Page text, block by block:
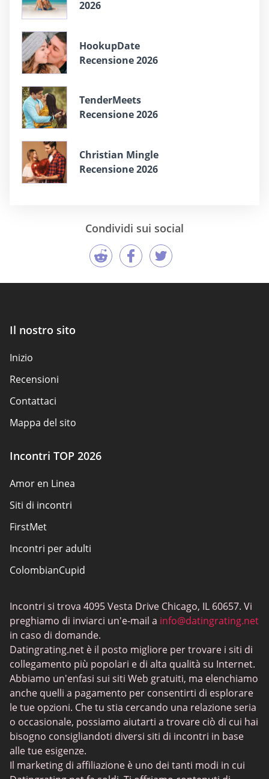
2026
HookupDate
Recensione 2026
TenderMeets
Recensione 2026
Christian Mingle
Recensione 2026
Condividi sui social
Il nostro sito
Inizio
Recensioni
Contattaci
Mappa del sito
Incontri TOP 2026
Amor en Linea
Siti di incontri
FirstMet
Incontri per adulti
ColombianCupid
MeetMindful
Incontri BDSM
BBPeopleMeet
Siti Sugar Daddy
JPeopleMeet
Incontri trans
Siti di incontri per anziani - Scelta di piattaforme con
interfacce semplici
Incontri si trova 4095 Vesta Drive Chicago, IL 60657. Vi
preghiamo di inviarci un'e-mail a info@datingrating.net
in caso di domande.
Datingrating.net è il posto migliore per trovare i siti di
collegamento più popolari e di alta qualità su Internet.
Abbiamo un'enfasi sui siti Web gratuiti, ma elenchiamo
anche quelli a pagamento per consentirti di esplorare
le tue opzioni. Che tu stia cercando una relazione seria
o occasionale, possiamo aiutarti a trovare ciò di cui hai
bisogno consigliandoti diversi siti di incontri in base
alle tue esigenze.
Il marketing di affiliazione è uno dei tanti modi in cui